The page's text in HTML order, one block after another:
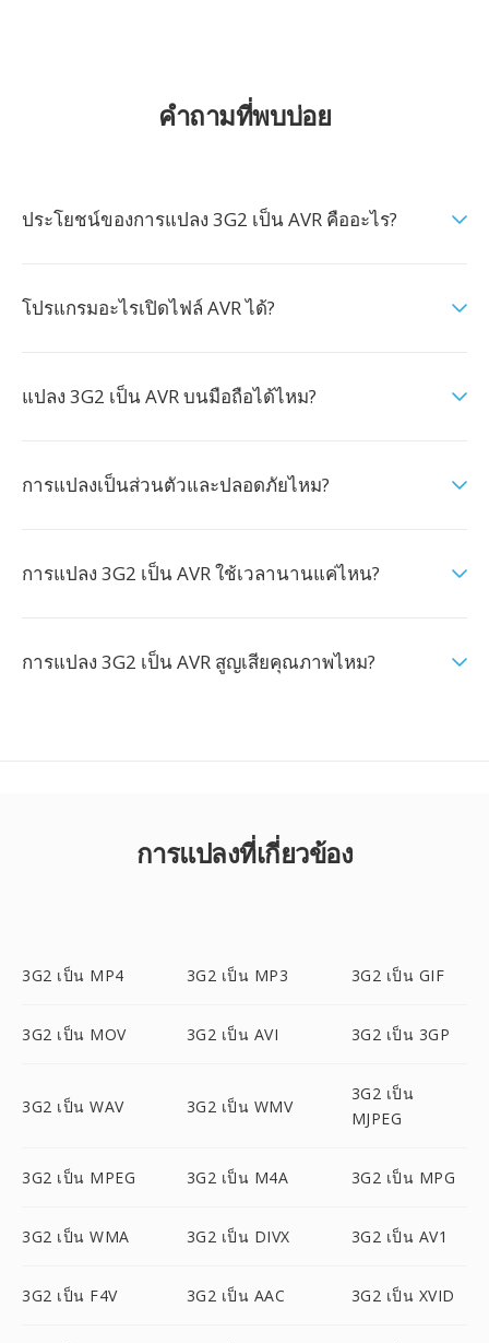
คำถามที่พบบ่อย
ประโยชน์ของการแปลง 3G2 เป็น AVR คืออะไร?
โปรแกรมอะไรเปิดไฟล์ AVR ได้?
แปลง 3G2 เป็น AVR บนมือถือได้ไหม?
การแปลงเป็นส่วนตัวและปลอดภัยไหม?
การแปลง 3G2 เป็น AVR ใช้เวลานานแค่ไหน?
การแปลง 3G2 เป็น AVR สูญเสียคุณภาพไหม?
การแปลงที่เกี่ยวข้อง
3G2 เป็น MP4 3G2 เป็น MP3 3G2 เป็น GIF
3G2 เป็น MOV 3G2 เป็น AVI 3G2 เป็น 3GP
3G2 เป็น WAV 3G2 เป็น WMV
3G2 เป็น
MJPEG
3G2 เป็น MPEG 3G2 เป็น M4A 3G2 เป็น MPG
3G2 เป็น WMA 3G2 เป็น DIVX 3G2 เป็น AV1
3G2 เป็น F4V 3G2 เป็น AAC 3G2 เป็น XVID